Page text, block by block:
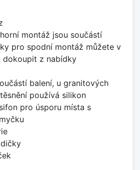
montáž jsou součástí
pro spodní montáž můžete v
dokoupit z nabídky
balení, u granitových
používá silikon
pro úsporu místa s